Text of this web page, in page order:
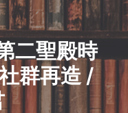
二聖殿時
群再造 /